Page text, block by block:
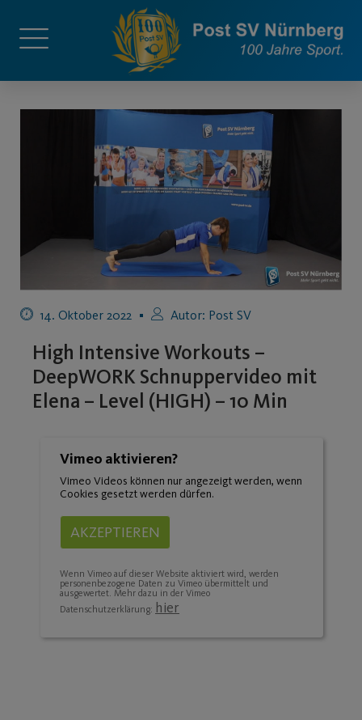
14. Oktober 2022 Autor: Post SV
High Intensive Workouts –
DeepWORK Schnuppervideo mit
Elena – Level (HIGH) – 10 Min
Vimeo aktivieren?
Vimeo Videos können nur angezeigt werden, wenn
Cookies gesetzt werden dürfen.
AKZEPTIEREN
Wenn Vimeo auf dieser Website aktiviert wird, werden
personenbezogene Daten zu Vimeo übermittelt und
ausgewertet. Mehr dazu in der Vimeo
Datenschutzerklärung: hier